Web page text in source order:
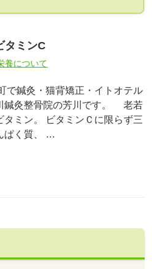
タミンC
養について
で鍼灸・猫背矯正・イトオテル
鍼灸整骨院の芳川です。 老若
ミン。 ビタミンＣに限らず三
ぱく質、 …